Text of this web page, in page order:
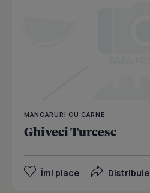
MANCARURI CU CARNE
Ghiveci Turcesc
Îmi place Distribuie